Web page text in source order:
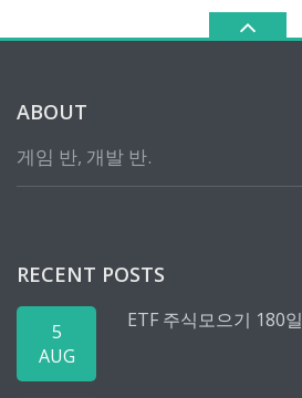
ABOUT
게임 반, 개발 반.
RECENT POSTS
5
AUG
ETF 주식모으기 180일